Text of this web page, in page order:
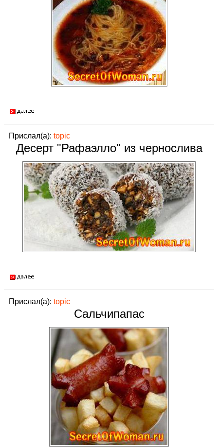
Прислал(а): topic
Десерт "Рафаэлло" из чернослива
Прислал(а): topic
Сальчипапас